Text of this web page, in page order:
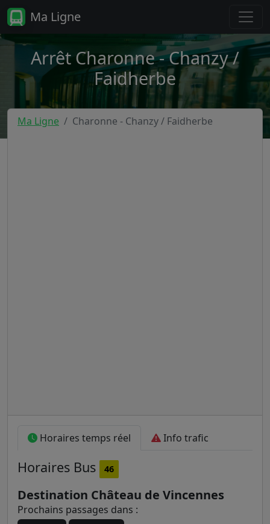
Ma Ligne
Arrêt Charonne - Chanzy /
Faidherbe
Ma Ligne Charonne - Chanzy / Faidherbe
Horaires temps réel Info trafic
Horaires Bus 46
Destination Château de Vincennes
Prochains passages dans :